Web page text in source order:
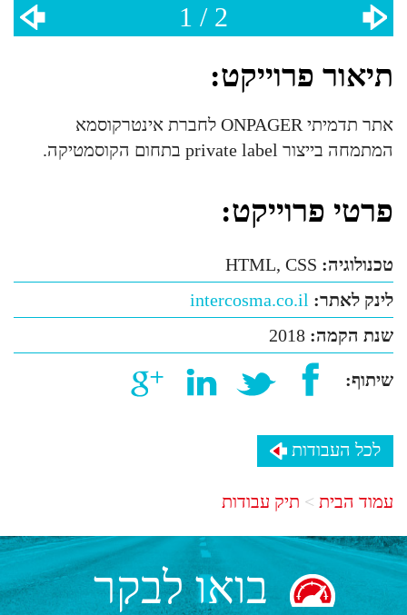
1 / 2
תיאור פרוייקט:
אתר תדמיתי ONPAGER לחברת אינטרקוסמא
המתמחה בייצור private label בתחום הקוסמטיקה.
פרטי פרוייקט:
טכנולוגיה: HTML, CSS
לינק לאתר: intercosma.co.il
שנת הקמה: 2018
שיתוף:
לכל העבודות
עמוד הבית תיק עבודות
בואו לבקר